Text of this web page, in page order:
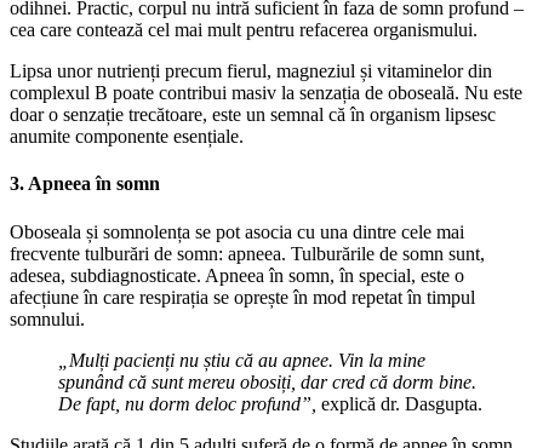
odihnei. Practic, corpul nu intră suficient în faza de somn profund –
cea care contează cel mai mult pentru refacerea organismului.
Lipsa unor nutrienți precum fierul, magneziul și vitaminelor din
complexul B poate contribui masiv la senzația de oboseală. Nu este
doar o senzație trecătoare, este un semnal că în organism lipsesc
anumite componente esențiale.
3. Apneea în somn
Oboseala și somnolența se pot asocia cu una dintre cele mai
frecvente tulburări de somn: apneea. Tulburările de somn sunt,
adesea, subdiagnosticate. Apneea în somn, în special, este o
afecțiune în care respirația se oprește în mod repetat în timpul
somnului.
„Mulți pacienți nu știu că au apnee. Vin la mine
spunând că sunt mereu obosiți, dar cred că dorm bine.
De fapt, nu dorm deloc profund”, explică dr. Dasgupta.